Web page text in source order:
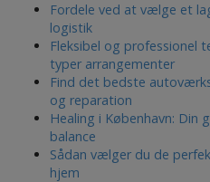
Fordele ved at vælge et
logistik
Fleksibel og professionel
typer arrangementer
Find det bedste
og reparation
Healing i København: Din
balance
Sådan vælger du de
hjem